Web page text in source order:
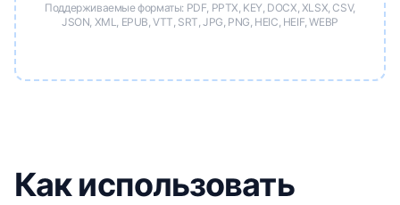
Поддерживаемые форматы: PDF, PPTX, KEY, DOCX, XLSX, CSV,
JSON, XML, EPUB, VTT, SRT, JPG, PNG, HEIC, HEIF, WEBP
Как использовать